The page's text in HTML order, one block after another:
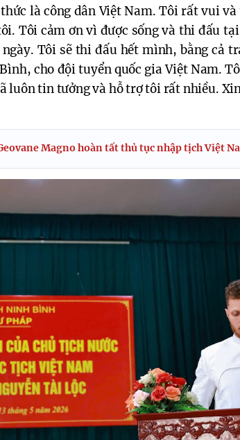
là công dân Việt Nam. Tôi rất vui và
Tôi cảm ơn vì được sống và thi đấu
ngày. Tôi sẽ thi đấu hết mình, bằng cả
cho đội tuyển quốc gia Việt Nam.
luôn tin tưởng và hỗ trợ tôi rất nhiều.
Magno hoàn tất thủ tục nhập tịch Việt